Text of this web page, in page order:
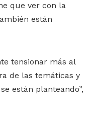
que ver con la
están
tensionar más al
de las temáticas y
están planteando”,